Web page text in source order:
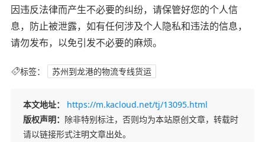
因违反法律而产生不必要的纠纷，请保管好您的个人信
息，防止被泄露，如有任何涉及个人隐私和违法的信息，
请勿发布，以免引发不必要的麻烦。
标签： 苏州到龙港的物流专线货运
本文地址：
https://m.kacloud.net/tj/13095.html
版权声明： 除非特别标注，否则均为本站原创文章，转载时
请以链接形式注明文章出处。